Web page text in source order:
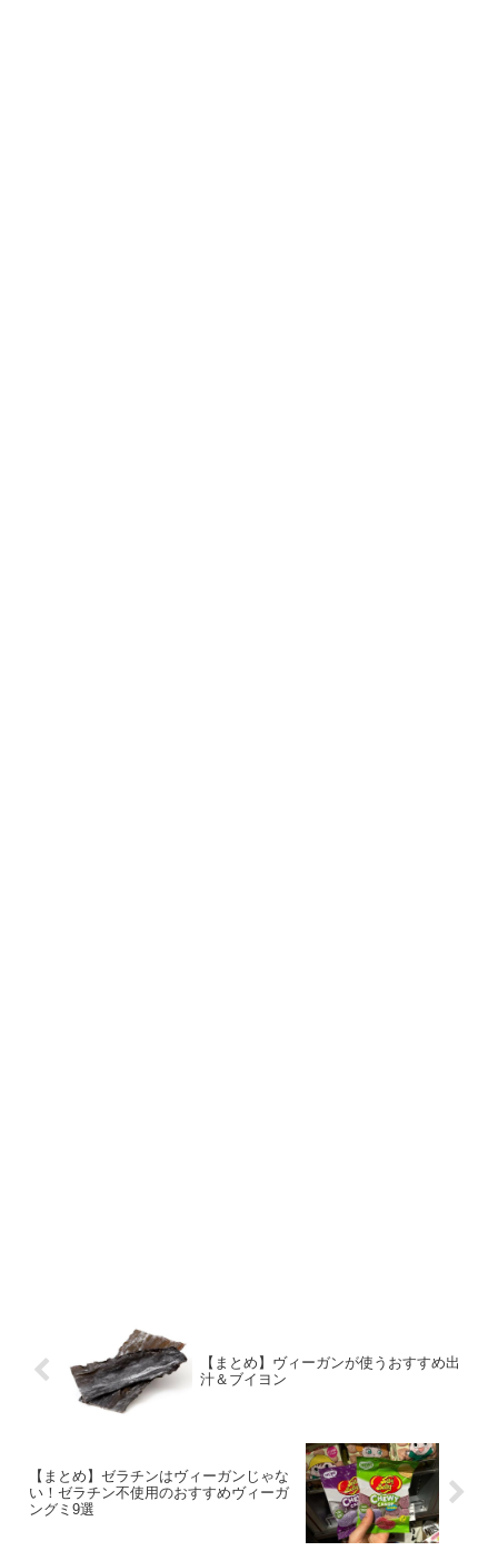
【まとめ】ヴィーガンが使うおすすめ出
汁＆ブイヨン
【まとめ】ゼラチンはヴィーガンじゃな
い！ゼラチン不使用のおすすめヴィーガ
ングミ9選